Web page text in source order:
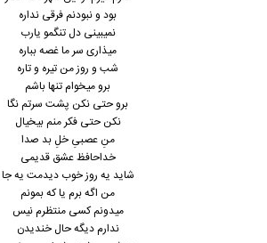
بود و نبودنم فرقی نداره
نمیبینی دل تنگمو یارب
میذاری سر ما غصه بباره
شب و روز من تیره و تاره
برو میخوام تنها باشم
برو حتی نکن پشت سرتم نگا
نکن حتی فکر منم بیخیال
منِ عصبیِ خلِ بد صدا
خداحافظ عشق قدیمی
شاید یه روز خوب دیدمت یه جا
من اگه برم یا که بمونم
میدونم کسی منتظرم نیس
ندارم دیگه حال خندیدن